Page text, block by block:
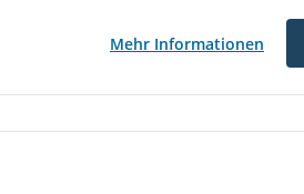
Mehr Informationen